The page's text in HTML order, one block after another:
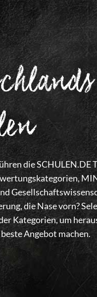
die SCHULEN.DE
die Nase vorn?
Kategorien, um
Angebot machen.